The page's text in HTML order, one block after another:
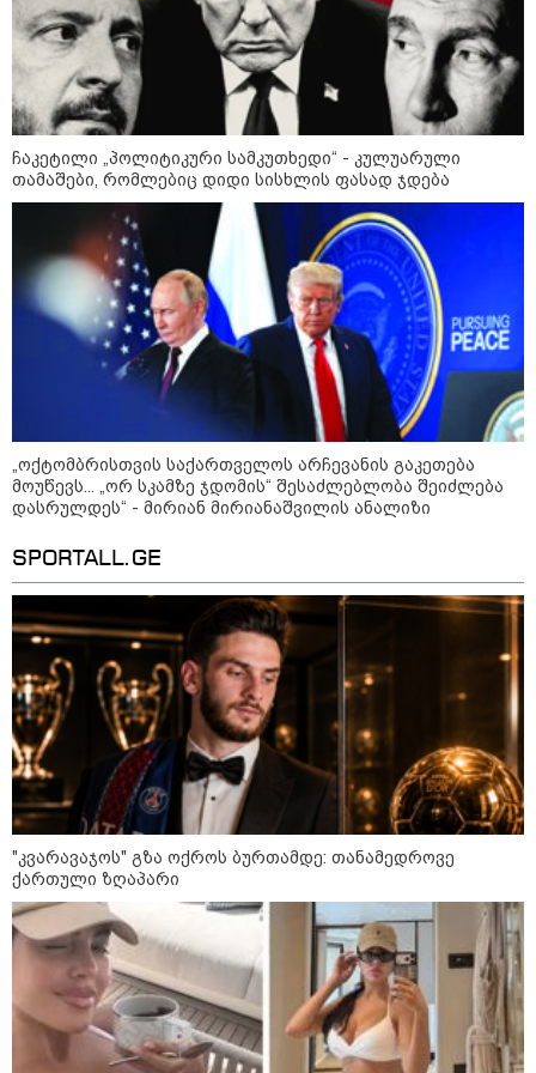
წლის წინაც 15 დოლარი იყო და
ახლაც 15-20 დოლარია“
რა მანძილზე აფიქსირებს კამერა
გზებზე მანქანის სიჩქარეს -
მითები ფოტორადარებზე
პოლიტიკა
14:14 / 06-08-2026
"მეც ერთ-ერთი მათგანი ვიყავი, ვინც
ლიფტში გაიჭედა" - ლევან მახაშვილი
16:37 / 06-08-2026
"აბსოლუტურად ყალბი
შინაარსი იქმნება სოციალურ
მედიაში, არარსებული
ადამიანები, საუბრობენ,
თითქოს საქართველოში
უარყოფითი გარემოა რუსი
ტურისტებისთვის" - პრემიერი
ჩაკეტილი „პოლიტიკური სამკუთხედი“ - კულუარული
თამაშები, რომლებიც დიდი სისხლის ფასად ჯდება
„ოქტომბრისთვის საქართველოს არჩევანის გაკეთება
მოუწევს... „ორ სკამზე ჯდომის“ შესაძლებლობა შეიძლება
დასრულდეს“ - მირიან მირიანაშვილის ანალიზი
SPORTALL.GE
"კვარავაჯოს" გზა ოქროს ბურთამდე: თანამედროვე
ქართული ზღაპარი